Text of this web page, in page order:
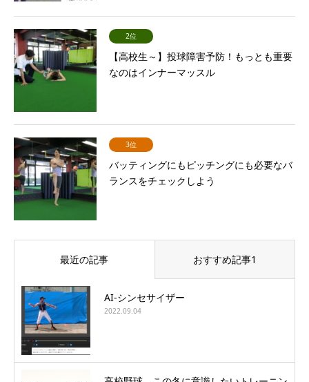
2位
【高校生～】投球障害予防！もっとも重要
なのはインナーマッスル
3位
バッティングにもピッチングにも必要なバ
ランスをチェックしよう
最近の記事 おすすめ記事1
AI-シンセサイザー
2022.09.04